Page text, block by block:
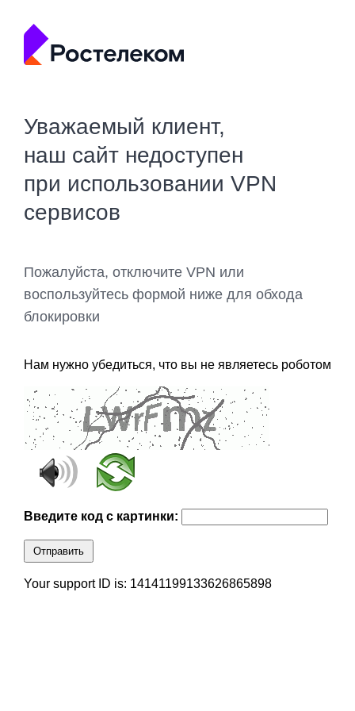
Уважаемый клиент,
наш сайт недоступен
при использовании VPN
сервисов
Пожалуйста, отключите VPN или
воспользуйтесь формой ниже для обхода
блокировки
Нам нужно убедиться, что вы не являетесь роботом
Введите код с картинки:
Отправить
Your support ID is: 14141199133626865898